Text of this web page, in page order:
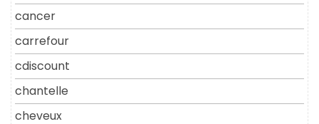
cancer
carrefour
cdiscount
chantelle
cheveux